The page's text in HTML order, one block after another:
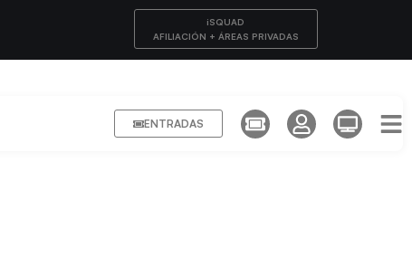
iSQUAD
AFILIACIÓN + ÁREAS PRIVADAS
ENTRADAS